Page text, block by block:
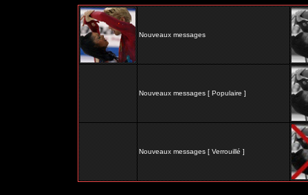
Nouveaux messages
Nouveaux messages [ Populaire ]
Nouveaux messages [ Verrouillé ]